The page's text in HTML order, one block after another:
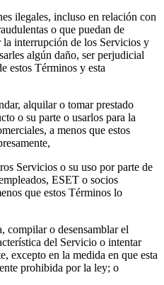
ilegales, incluso en relación con
o que puedan de
la interrupción de los Servicios y
algún daño, ser perjudicial
estos Términos y esta
alquilar o tomar prestado
o su parte o usarlos para la
a menos que estos
Servicios o su uso por parte de
ESET o socios
que estos Términos lo
compilar o desensamblar el
del Servicio o intentar
excepto en la medida en que esta
prohibida por la ley; o